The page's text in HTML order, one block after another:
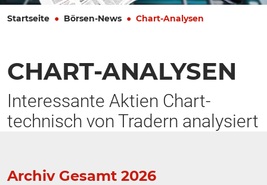
Startseite Börsen-News Chart-Analysen
CHART-ANALYSEN
Interessante Aktien Chart-
technisch von Tradern analysiert
Archiv Gesamt 2026